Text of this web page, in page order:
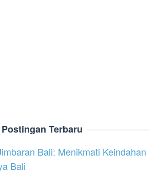
Postingan Terbaru
Bali: Menikmati Keindahan
Bali